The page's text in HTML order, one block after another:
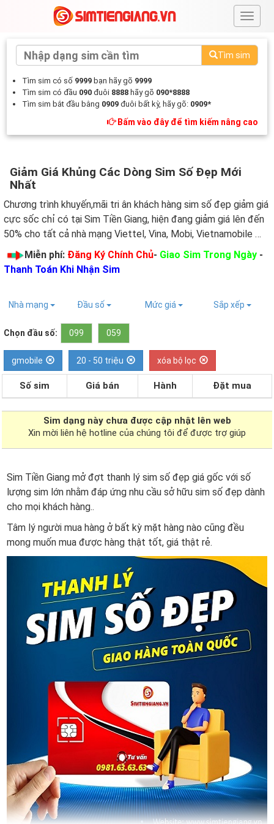
#
Tìm sim
Tìm sim có số 9999 bạn hãy gõ 9999
Tìm sim có đầu 090 đuôi 8888 hãy gõ 090*8888
Tìm sim bắt đầu bằng 0909 đuôi bất kỳ, hãy gõ: 0909*
Bấm vào đây để tìm kiếm nâng cao
Giảm Giá Khủng Các Dòng Sim Số Đẹp Mới
Nhất
Chương trình khuyến,mãi tri ân khách hàng sim số đẹp giảm giá
cực sốc chỉ có tại Sim Tiền Giang, hiện đang giảm giá lên đến
50% cho tất cả nhà mạng Viettel, Vina, Mobi, Vietnamobile …
Miễn phí: Đăng Ký Chính Chủ- Giao Sim Trong Ngày -
Thanh Toán Khi Nhận Sim
Nhà mạng Đầu số Mức giá Sắp xếp
Chọn đầu số: 099 059
gmobile 20 - 50 triệu xóa bộ lọc
Số sim Giá bán Hành Đặt mua
Sim dạng này chưa được cập nhật lên web
Xin mời liên hệ hotline của chúng tôi để được trợ giúp
Sim Tiền Giang mở đợt thanh lý sim số đẹp giá gốc với số
lượng sim lớn nhằm đáp ứng nhu cầu sở hữu sim số đẹp dành
cho mọi khách hàng..
Tâm lý người mua hàng ở bất kỳ mặt hàng nào cũng đều
mong muốn mua được hàng thật tốt, giá thật rẻ.